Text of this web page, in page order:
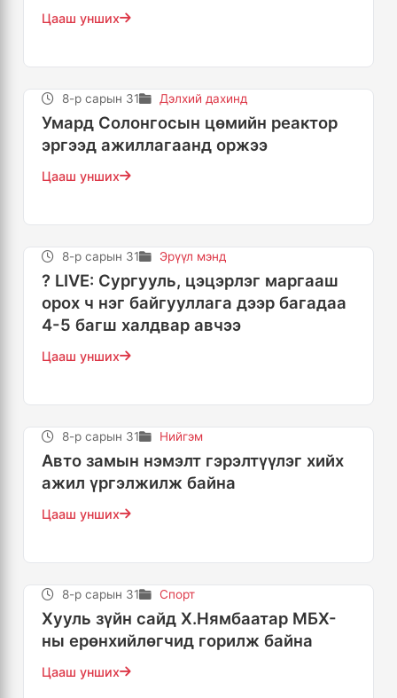
Цааш унших
8-р сарын 31 Дэлхий дахинд
Умард Солонгосын цөмийн реактор
эргээд ажиллагаанд оржээ
Цааш унших
8-р сарын 31 Эрүүл мэнд
? LIVE: Сургууль, цэцэрлэг маргааш
орох ч нэг байгууллага дээр багадаа
4-5 багш халдвар авчээ
Цааш унших
8-р сарын 31 Нийгэм
Авто замын нэмэлт гэрэлтүүлэг хийх
ажил үргэлжилж байна
Цааш унших
8-р сарын 31 Спорт
Хууль зүйн сайд Х.Нямбаатар МБХ-
ны ерөнхийлөгчид горилж байна
Цааш унших